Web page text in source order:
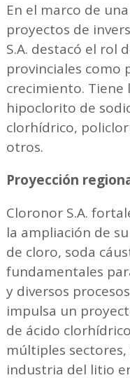
En el marco de
proyectos de
S.A. destacó el rol
provinciales como
crecimiento. Tiene
hipoclorito de
clorhídrico,
otros.
Proyección
Cloronor S.A.
la ampliación de
de cloro, soda
fundamentales
y diversos
impulsa un
de ácido
múltiples
industria del litio